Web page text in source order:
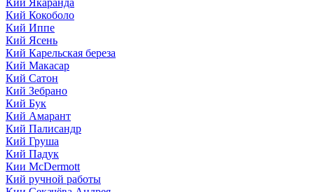
Кий Кокоболо
Кий Иппе
Кий Ясень
Кий Карельская береза
Кий Макасар
Кий Сатон
Кий Зебрано
Кий Бук
Кий Амарант
Кий Палисандр
Кий Груша
Кий Падук
Кии McDermott
Кий ручной работы